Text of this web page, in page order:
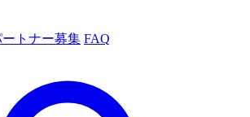
ートナー募集 FAQ